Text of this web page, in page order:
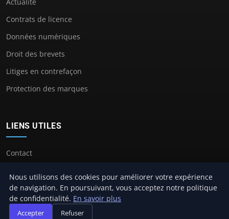
Actualité
Contrats de licence
Données numériques
Droit des brevets
Litiges en contrefaçon
Protection des marques
LIENS UTILES
Contact
© 2026 Avocat Propriete Intellectuelle. Tous droits réservés.
À proposMentions légales
Nous utilisons des cookies pour améliorer votre expérience
de navigation. En poursuivant, vous acceptez notre politique
de confidentialité. En savoir plus
Accepter Refuser